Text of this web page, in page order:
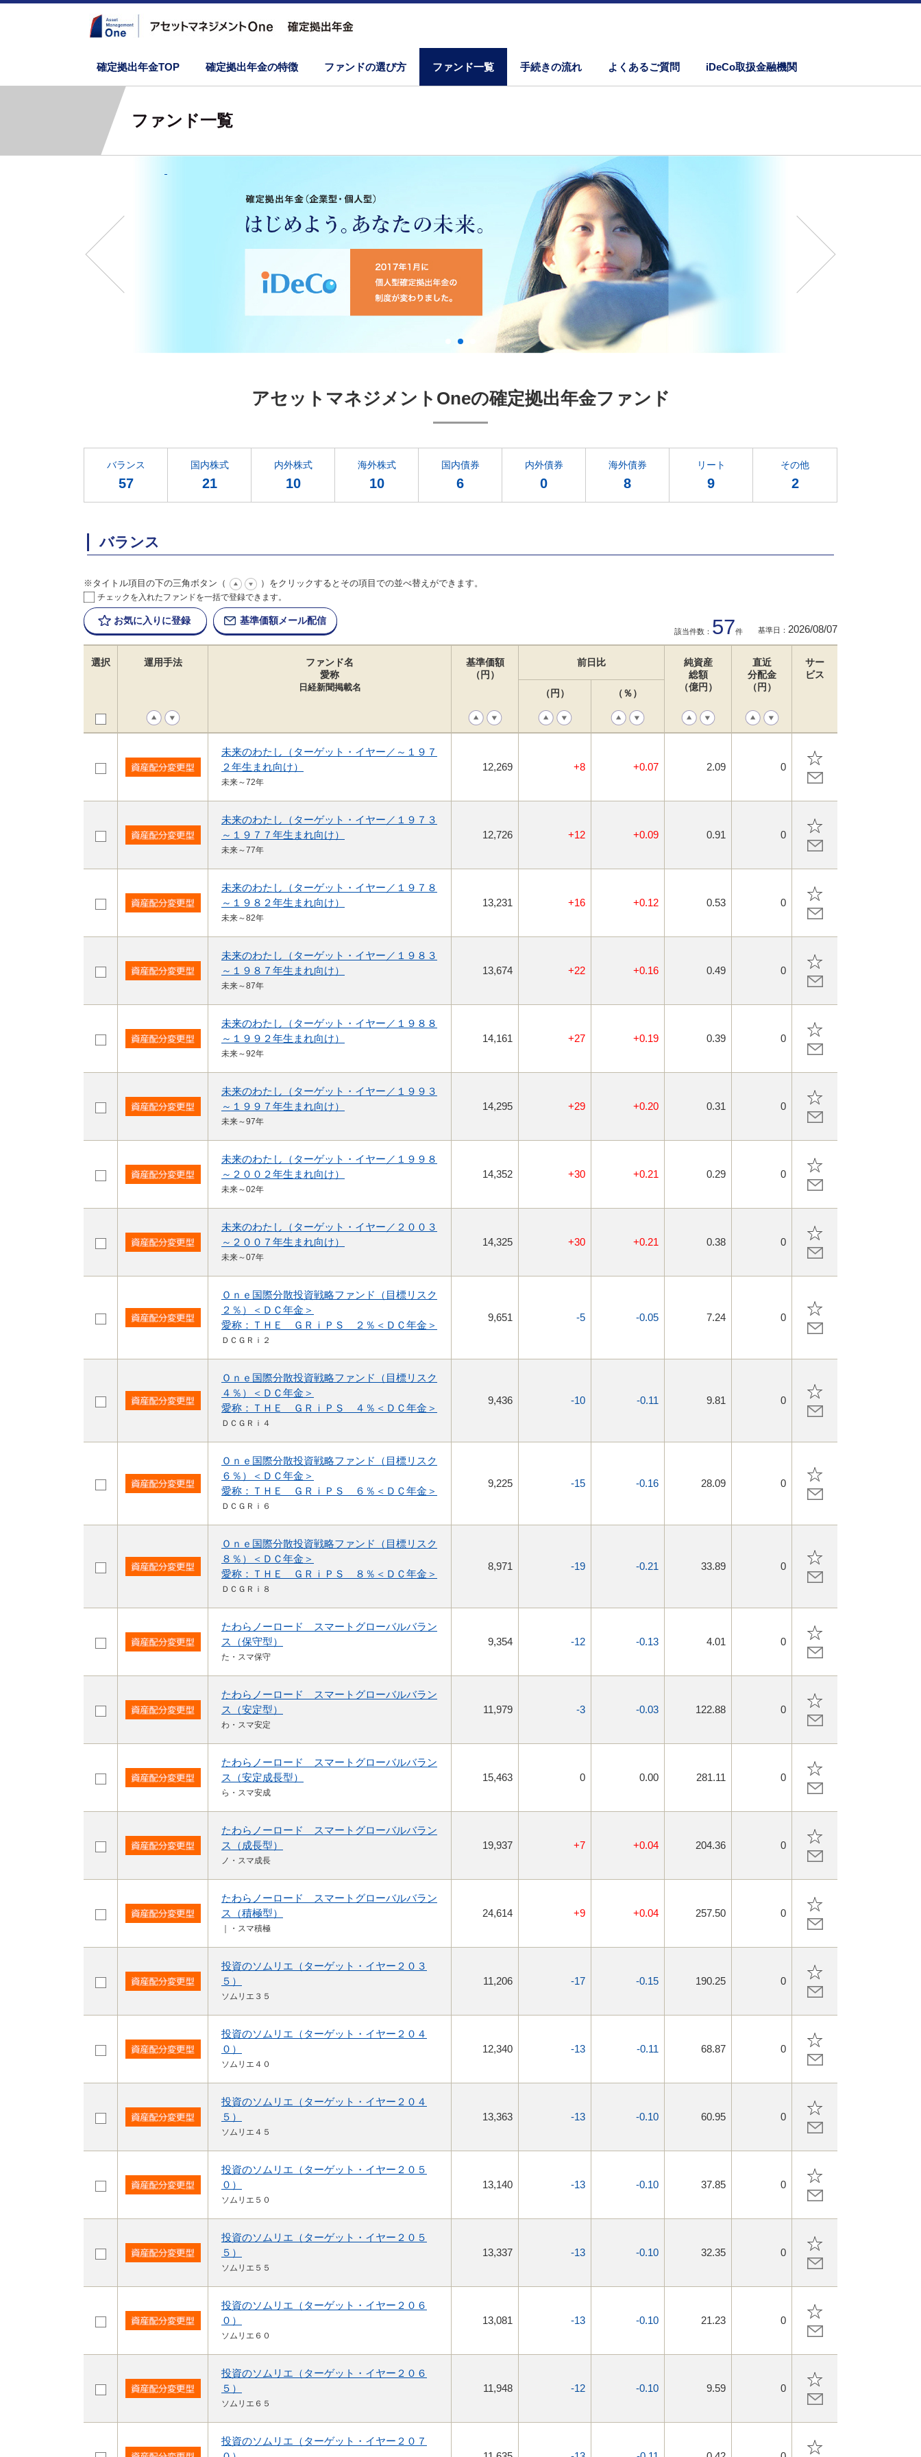
確定拠出年金TOP 確定拠出年金の特徴 ファンドの選び方 ファンド一覧 手続きの流れ よくあるご質問 iDeCo取扱金融機関
ファンド一覧
アセットマネジメントOneの確定拠出年金ファンド
バランス
57
国内株式
21
内外株式
10
海外株式
10
国内債券
6
内外債券
0
海外債券
8
リート
9
その他
2
バランス
※タイトル項目の下の三角ボタン（ ）をクリックするとその項目での並べ替えができます。
チェックを入れたファンドを一括で登録できます。
お気に入りに登録 基準価額メール配信
該当件数： 57件 基準日： 2026/08/07
選択 運用手法
ファンド名
愛称
日経新聞掲載名
基準価額
（円）
前日比
純資産
総額
（億円）
直近
分配金
（円）
サー
ビス
（円）
（％）
未来のわたし（ターゲット・イヤー／～１９７
２年生まれ向け）
未来～72年
12,269 +8 +0.07 2.09 0
未来のわたし（ターゲット・イヤー／１９７３
～１９７７年生まれ向け）
未来～77年
12,726 +12 +0.09 0.91 0
未来のわたし（ターゲット・イヤー／１９７８
～１９８２年生まれ向け）
未来～82年
13,231 +16 +0.12 0.53 0
未来のわたし（ターゲット・イヤー／１９８３
～１９８７年生まれ向け）
未来～87年
13,674 +22 +0.16 0.49 0
未来のわたし（ターゲット・イヤー／１９８８
～１９９２年生まれ向け）
未来～92年
14,161 +27 +0.19 0.39 0
未来のわたし（ターゲット・イヤー／１９９３
～１９９７年生まれ向け）
未来～97年
14,295 +29 +0.20 0.31 0
未来のわたし（ターゲット・イヤー／１９９８
～２００２年生まれ向け）
未来～02年
14,352 +30 +0.21 0.29 0
未来のわたし（ターゲット・イヤー／２００３
～２００７年生まれ向け）
未来～07年
14,325 +30 +0.21 0.38 0
Ｏｎｅ国際分散投資戦略ファンド（目標リスク
２％）＜ＤＣ年金＞
愛称：ＴＨＥ ＧＲｉＰＳ ２％＜ＤＣ年金＞
ＤＣＧＲｉ２
9,651 -5 -0.05 7.24 0
Ｏｎｅ国際分散投資戦略ファンド（目標リスク
４％）＜ＤＣ年金＞
愛称：ＴＨＥ ＧＲｉＰＳ ４％＜ＤＣ年金＞
ＤＣＧＲｉ４
9,436 -10 -0.11 9.81 0
Ｏｎｅ国際分散投資戦略ファンド（目標リスク
６％）＜ＤＣ年金＞
愛称：ＴＨＥ ＧＲｉＰＳ ６％＜ＤＣ年金＞
ＤＣＧＲｉ６
9,225 -15 -0.16 28.09 0
Ｏｎｅ国際分散投資戦略ファンド（目標リスク
８％）＜ＤＣ年金＞
愛称：ＴＨＥ ＧＲｉＰＳ ８％＜ＤＣ年金＞
ＤＣＧＲｉ８
8,971 -19 -0.21 33.89 0
たわらノーロード スマートグローバルバラン
ス（保守型）
た・スマ保守
9,354 -12 -0.13 4.01 0
たわらノーロード スマートグローバルバラン
ス（安定型）
わ・スマ安定
11,979 -3 -0.03 122.88 0
たわらノーロード スマートグローバルバラン
ス（安定成長型）
ら・スマ安成
15,463 0 0.00 281.11 0
たわらノーロード スマートグローバルバラン
ス（成長型）
ノ・スマ成長
19,937 +7 +0.04 204.36 0
たわらノーロード スマートグローバルバラン
ス（積極型）
｜・スマ積極
24,614 +9 +0.04 257.50 0
投資のソムリエ（ターゲット・イヤー２０３
５）
ソムリエ３５
11,206 -17 -0.15 190.25 0
投資のソムリエ（ターゲット・イヤー２０４
０）
ソムリエ４０
12,340 -13 -0.11 68.87 0
投資のソムリエ（ターゲット・イヤー２０４
５）
ソムリエ４５
13,363 -13 -0.10 60.95 0
投資のソムリエ（ターゲット・イヤー２０５
０）
ソムリエ５０
13,140 -13 -0.10 37.85 0
投資のソムリエ（ターゲット・イヤー２０５
５）
ソムリエ５５
13,337 -13 -0.10 32.35 0
投資のソムリエ（ターゲット・イヤー２０６
０）
ソムリエ６０
13,081 -13 -0.10 21.23 0
投資のソムリエ（ターゲット・イヤー２０６
５）
ソムリエ６５
11,948 -12 -0.10 9.59 0
投資のソムリエ（ターゲット・イヤー２０７